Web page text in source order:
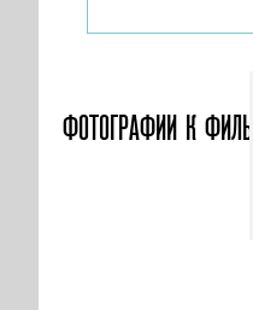
ФОТОГРАФИИ К